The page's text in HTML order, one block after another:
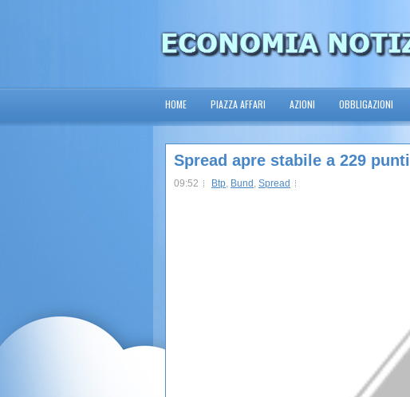
HOME PIAZZA AFFARI AZIONI OBBLIGAZIONI
Spread apre stabile a 229 punti
09:52 Btp, Bund , Spread